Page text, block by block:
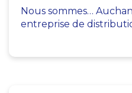
Nous sommes…
entreprise de